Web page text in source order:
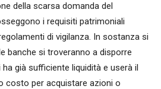
della scarsa domanda del
i requisiti patrimoniali
di vigilanza. In sostanza si
banche si troveranno a disporre
già sufficiente liquidità e userà il
costo per acquistare azioni o